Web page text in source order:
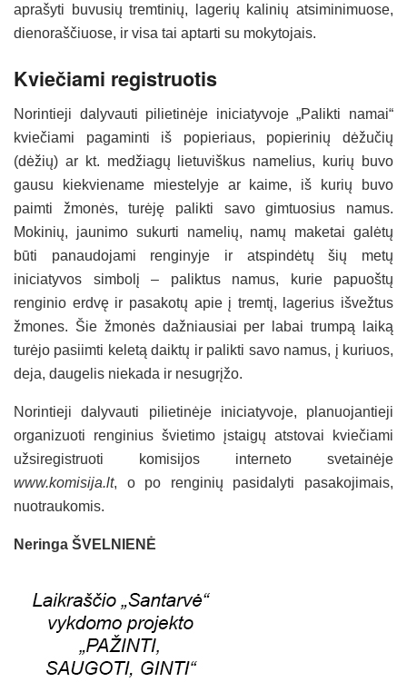
aprašyti buvusių tremtinių, lagerių kalinių atsiminimuose,
dienoraščiuose, ir visa tai aptarti su mokytojais.
Kviečiami registruotis
Norintieji dalyvauti pilietinėje iniciatyvoje „Palikti namai“
kviečiami pagaminti iš popieriaus, popierinių dėžučių
(dėžių) ar kt. medžiagų lietuviškus namelius, kurių buvo
gausu kiekviename miestelyje ar kaime, iš kurių buvo
paimti žmonės, turėję palikti savo gimtuosius namus.
Mokinių, jaunimo sukurti namelių, namų maketai galėtų
būti panaudojami renginyje ir atspindėtų šių metų
iniciatyvos simbolį – paliktus namus, kurie papuoštų
renginio erdvę ir pasakotų apie į tremtį, lagerius išvežtus
žmones. Šie žmonės dažniausiai per labai trumpą laiką
turėjo pasiimti keletą daiktų ir palikti savo namus, į kuriuos,
deja, daugelis niekada ir nesugrįžo.
Norintieji dalyvauti pilietinėje iniciatyvoje, planuojantieji
organizuoti renginius švietimo įstaigų atstovai kviečiami
užsiregistruoti komisijos interneto svetainėje
www.komisija.lt, o po renginių pasidalyti pasakojimais,
nuotraukomis.
Neringa ŠVELNIENĖ